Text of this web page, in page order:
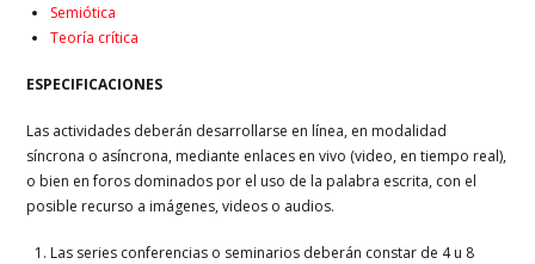
Semiótica
Teoría crítica
ESPECIFICACIONES
Las actividades deberán desarrollarse en línea, en modalidad
síncrona o asíncrona, mediante enlaces en vivo (video, en tiempo real),
o bien en foros dominados por el uso de la palabra escrita, con el
posible recurso a imágenes, videos o audios.
Las series conferencias o seminarios deberán constar de 4 u 8